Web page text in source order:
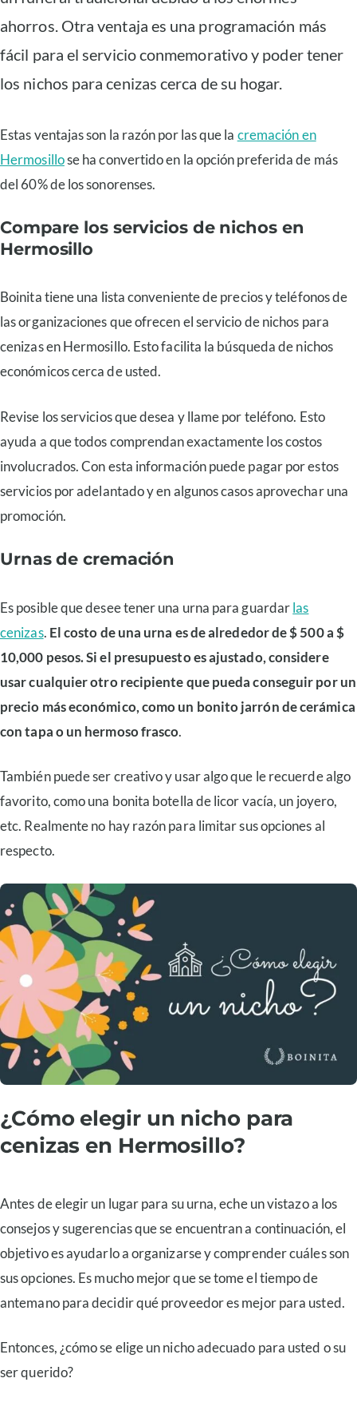
ahorros. Otra ventaja es una programación más
fácil para el servicio conmemorativo y poder tener
los nichos para cenizas cerca de su hogar.
Estas ventajas son la razón por las que la cremación en
Hermosillose ha convertido en la opción preferida de más
del 60% de los sonorenses.
Compare los servicios de nichos en
Hermosillo
Boinita tiene una lista conveniente de precios y teléfonos de
las organizaciones que ofrecen el servicio de nichos para
cenizas en Hermosillo. Esto facilita la búsqueda de nichos
económicos cerca de usted.
Revise los servicios que desea y llame por teléfono. Esto
ayuda a que todos comprendan exactamente los costos
involucrados. Con esta información puede pagar por estos
servicios por adelantado y en algunos casos aprovechar una
promoción.
Urnas de cremación
Es posible que desee tener una urna para guardarlas
cenizas. El costo de una urna es de alrededor de $ 500 a $
10,000 pesos. Si el presupuesto es ajustado, considere
usar cualquier otro recipiente que pueda conseguir por un
precio más económico, como un bonito jarrón de cerámica
con tapa o un hermoso frasco.
También puede ser creativo y usar algo que le recuerde algo
favorito, como una bonita botella de licor vacía, un joyero,
etc. Realmente no hay razón para limitar sus opciones al
respecto.
¿Cómo elegir un nicho para
cenizas en Hermosillo?
Antes de elegir un lugar para su urna, eche un vistazo a los
consejos y sugerencias que se encuentran a continuación, el
objetivo es ayudarlo a organizarse y comprender cuáles son
sus opciones. Es mucho mejor que se tome el tiempo de
antemano para decidir qué proveedor es mejor para usted.
Entonces, ¿cómo se elige un nicho adecuado para usted o su
ser querido?